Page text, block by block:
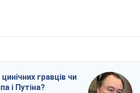
гравців чи
і Путіна?